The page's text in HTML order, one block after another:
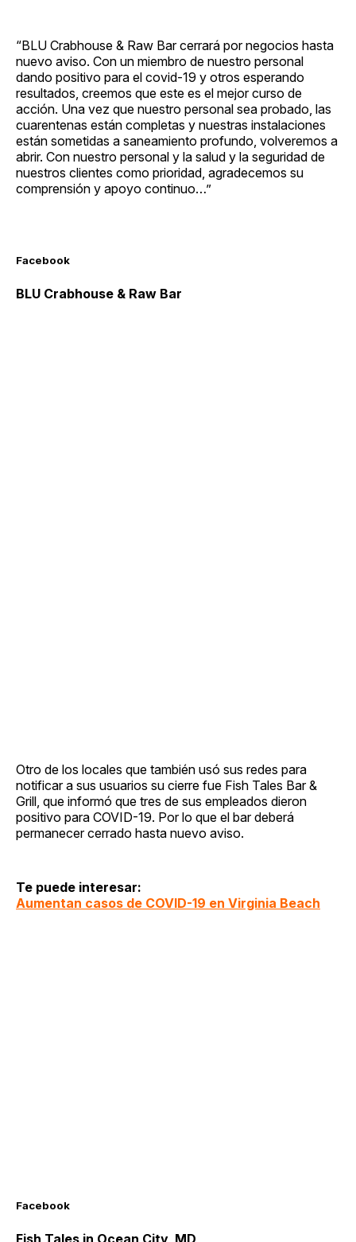
“BLU Crabhouse & Raw Bar cerrará por negocios hasta
nuevo aviso. Con un miembro de nuestro personal
dando positivo para el covid-19 y otros esperando
resultados, creemos que este es el mejor curso de
acción. Una vez que nuestro personal sea probado, las
cuarentenas están completas y nuestras instalaciones
están sometidas a saneamiento profundo, volveremos a
abrir. Con nuestro personal y la salud y la seguridad de
nuestros clientes como prioridad, agradecemos su
comprensión y apoyo continuo…”
Facebook
BLU Crabhouse & Raw Bar
Otro de los locales que también usó sus redes para
notificar a sus usuarios su cierre fue Fish Tales Bar &
Grill, que informó que tres de sus empleados dieron
positivo para COVID-19. Por lo que el bar deberá
permanecer cerrado hasta nuevo aviso.
Te puede interesar:
Aumentan casos de COVID-19 en Virginia Beach
Facebook
Fish Tales in Ocean City, MD